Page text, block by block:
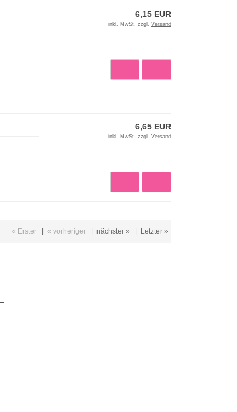
6,15 EUR
inkl. MwSt. zzgl. Versand
6,65 EUR
inkl. MwSt. zzgl. Versand
« Erster « vorheriger nächster » Letzter »